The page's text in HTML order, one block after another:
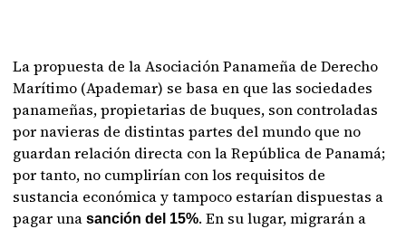
La propuesta de la Asociación Panameña de Derecho
Marítimo (Apademar) se basa en que las sociedades
panameñas, propietarias de buques, son controladas
por navieras de distintas partes del mundo que no
guardan relación directa con la República de Panamá;
por tanto, no cumplirían con los requisitos de
sustancia económica y tampoco estarían dispuestas a
pagar una sanción del 15%. En su lugar, migrarán a